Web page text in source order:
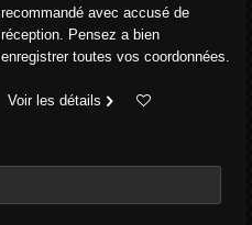
recommandé avec accusé de
réception. Pensez a bien
enregistrer toutes vos coordonnées.
Voir les détails